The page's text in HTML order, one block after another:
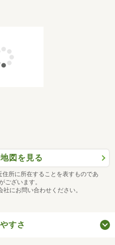
図を見る
所に所在することを表すものであ
ございます。
にお問い合わせください。
すさ